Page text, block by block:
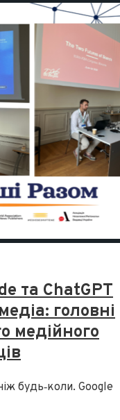
та ChatGPT
головні
медійного
будь‑коли. Google